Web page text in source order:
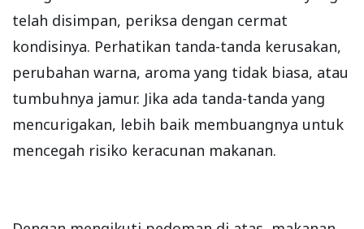
telah disimpan, periksa dengan cermat
kondisinya. Perhatikan tanda-tanda kerusakan,
perubahan warna, aroma yang tidak biasa, atau
tumbuhnya jamur. Jika ada tanda-tanda yang
mencurigakan, lebih baik membuangnya untuk
mencegah risiko keracunan makanan.